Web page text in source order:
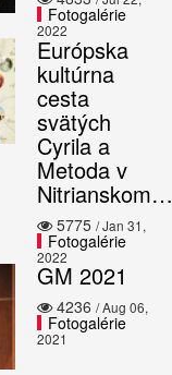
Fotogalérie
2022
Európska
kultúrna
cesta
svätých
Cyrila a
Metoda v
Nitrianskom…
5775
Fotogalérie
/ Jan 31,
2022
GM 2021
4236
Fotogalérie
/ Aug 06,
2021